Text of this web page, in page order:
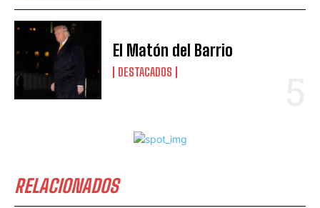
El Matón del Barrio
DESTACADOS
RELACIONADOS